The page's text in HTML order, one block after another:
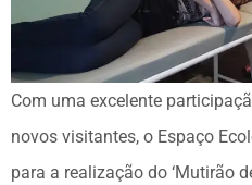
Com uma excelente
novos visitantes, o Espaço
para a realização do ‘Mutirão